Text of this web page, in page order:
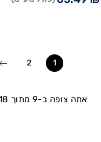
1
2
אתה צופה ב-9 מתוך 18 מוצרים